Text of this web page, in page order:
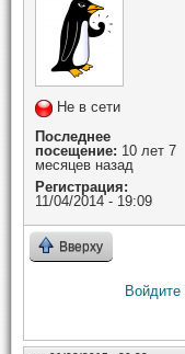
Не в сети
Последнее
посещение: 10 лет 7
месяцев назад
Регистрация:
11/04/2014 - 19:09
Вверху
Войдите